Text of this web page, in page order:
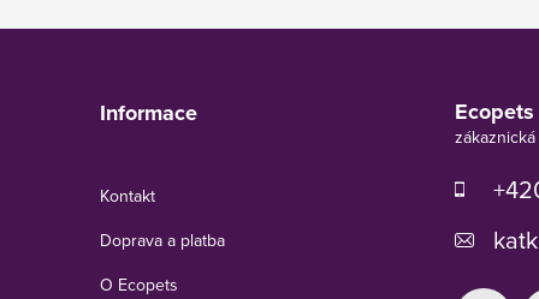
Informace
Kontakt
Doprava a platba
O Ecopets
Ecopets